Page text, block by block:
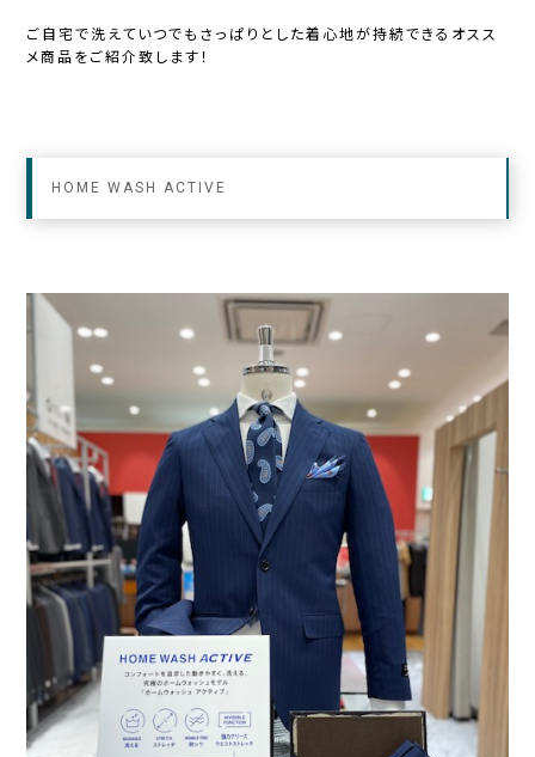
ご自宅で洗えていつでもさっぱりとした着心地が持続できるオスス
メ商品をご紹介致します！
HOME WASH ACTIVE